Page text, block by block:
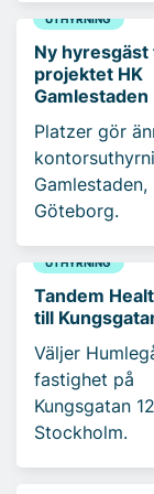
UTHYRNING
Ny hyresgäst
projektet HK
Gamlestaden
Platzer gör
Gamlestaden,
Göteborg.
UTHYRNING
Tandem
till
Väljer
fastighet på
Kungsgatan
Stockholm.